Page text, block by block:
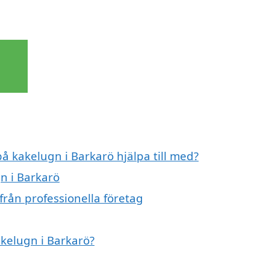
kakelugn i Barkarö hjälpa till med?
i Barkarö
professionella företag
i Barkarö?